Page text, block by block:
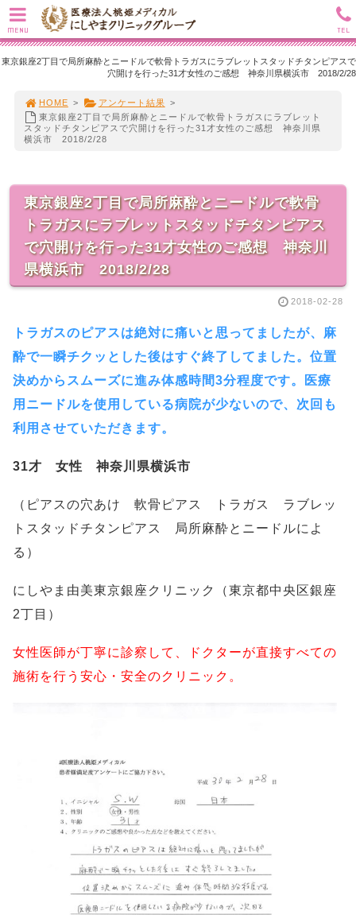
東京銀座2丁目で局所麻酔とニードルで軟骨トラガスにラブレットスタッドチタンピアスで
穴開けを行った31才女性のご感想 神奈川県横浜市 2018/2/28
HOME > アンケート結果 >
東京銀座2丁目で局所麻酔とニードルで軟骨トラガスにラブレット
スタッドチタンピアスで穴開けを行った31才女性のご感想 神奈川県
横浜市 2018/2/28
東京銀座2丁目で局所麻酔とニードルで軟骨
トラガスにラブレットスタッドチタンピアス
で穴開けを行った31才女性のご感想 神奈川
県横浜市 2018/2/28
2018-02-28
トラガスのピアスは絶対に痛いと思ってましたが、麻
酔で一瞬チクッとした後はすぐ終了してました。位置
決めからスムーズに進み体感時間3分程度です。医療
用ニードルを使用している病院が少ないので、次回も
利用させていただきます。
31才 女性 神奈川県横浜市
（ピアスの穴あけ 軟骨ピアス トラガス ラブレッ
トスタッドチタンピアス 局所麻酔とニードルによ
る）
にしやま由美東京銀座クリニック（東京都中央区銀座
2丁目）
女性医師が丁寧に診察して、ドクターが直接すべての
施術を行う安心・安全のクリニック。
MENU TEL